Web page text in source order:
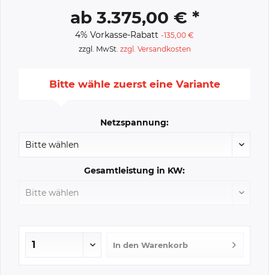
ab 3.375,00 € *
4% Vorkasse-Rabatt -135,00 €
zzgl. MwSt. zzgl. Versandkosten
Bitte wähle zuerst eine Variante
Netzspannung:
Gesamtleistung in KW:
In den Warenkorb